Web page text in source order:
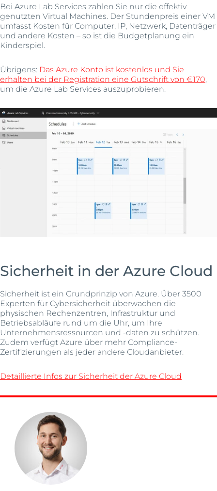
Bei Azure Lab Services zahlen Sie nur die effektiv
genutzten Virtual Machines. Der Stundenpreis einer VM
umfasst Kosten für Computer, IP, Netzwerk, Datenträger
und andere Kosten – so ist die Budgetplanung ein
Kinderspiel.
Übrigens: Das Azure Konto ist kostenlos und Sie
erhalten bei der Registration eine Gutschrift von €170,
um die Azure Lab Services auszuprobieren.
Sicherheit in der Azure Cloud
Sicherheit ist ein Grundprinzip von Azure. Über 3500
Experten für Cybersicherheit überwachen die
physischen Rechenzentren, Infrastruktur und
Betriebsabläufe rund um die Uhr, um Ihre
Unternehmensressourcen und -daten zu schützen.
Zudem verfügt Azure über mehr Compliance-
Zertifizierungen als jeder andere Cloudanbieter.
Detaillierte Infos zur Sicherheit der Azure Cloud